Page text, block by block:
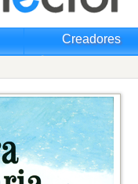
Creadores